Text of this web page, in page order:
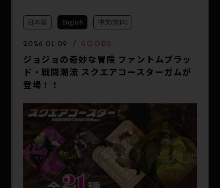
COMICS
日本語 English 中文(简体)
2026.01.09 GOODS
ジョジョの奇妙な冒険 ファントムブラッ
ド・戦闘潮流 スクエアコースターガムが
登場！！